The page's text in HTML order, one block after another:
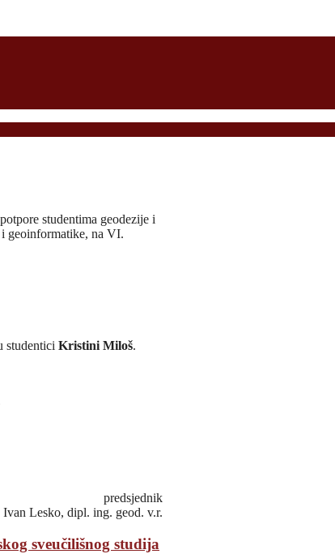
studentima geodezije i
geoinformatike, na VI.
studentici Kristini Miloš.
predsjednik
Ivan Lesko, dipl. ing. geod. v.r.
sveučilišnog studija